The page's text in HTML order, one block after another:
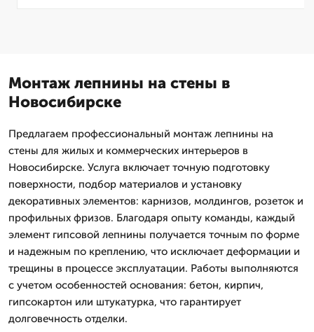
Монтаж лепнины на стены в
Новосибирске
Предлагаем профессиональный монтаж лепнины на
стены для жилых и коммерческих интерьеров в
Новосибирске. Услуга включает точную подготовку
поверхности, подбор материалов и установку
декоративных элементов: карнизов, молдингов, розеток и
профильных фризов. Благодаря опыту команды, каждый
элемент гипсовой лепнины получается точным по форме
и надежным по креплению, что исключает деформации и
трещины в процессе эксплуатации. Работы выполняются
с учетом особенностей основания: бетон, кирпич,
гипсокартон или штукатурка, что гарантирует
долговечность отделки.